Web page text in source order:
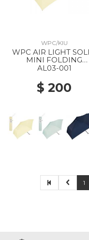
WPC/KIU
WPC AIR LIGHT SOLID
MINI FOLDING
UMBRELLA YELLOW
AL03-001
$ 200
1